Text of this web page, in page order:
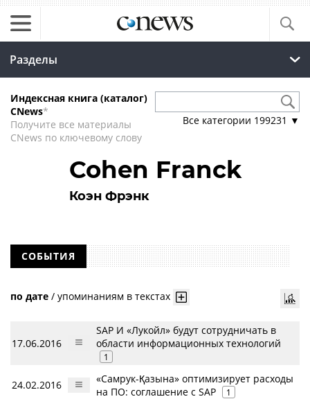
Разделы
Индексная книга (каталог)
CNews*
Получите все материалы
CNews по ключевому слову
Все категории 199231 ▼
Cohen Franck
Коэн Фрэнк
СОБЫТИЯ
по дате / упоминаниям в текстах
17.06.2016
SAP И «Лукойл» будут сотрудничать в
области информационных технологий
1
24.02.2016
«Самрук-Қазына» оптимизирует расходы
на ПО: соглашение с SAP
1